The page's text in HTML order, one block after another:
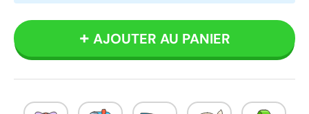
AJOUTER AU PANIER